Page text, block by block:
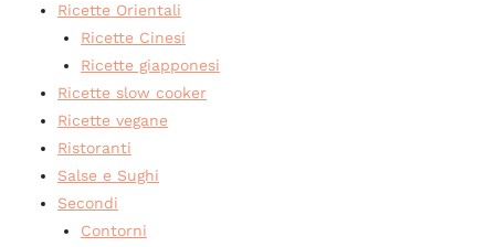
Ricette Orientali
Ricette Cinesi
Ricette giapponesi
Ricette slow cooker
Ricette vegane
Ristoranti
Salse e Sughi
Secondi
Contorni